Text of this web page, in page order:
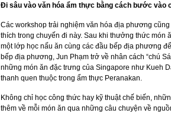
Đi sâu vào văn hóa ẩm thực bằng cách bước vào
Các workshop trải nghiệm văn hóa địa phương
thích trong chuyến đi này. Sau khi thưởng thức món
một lớp học nấu ăn cùng các đầu bếp địa phương
bếp địa phương, Jun Phạm trở về nhân cách “chú
những món ăn đặc trưng của Singapore như Kueh
thanh quen thuộc trong ẩm thực Peranakan.
Không chỉ học công thức hay kỹ thuật chế biến,
thêm về mỗi món ăn qua những câu chuyện về